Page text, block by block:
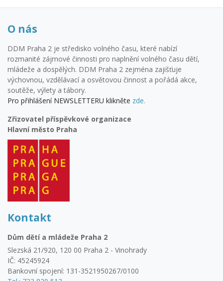
O nás
DDM Praha 2 je středisko volného času, které nabízí
rozmanité zájmové činnosti pro naplnění volného času dětí,
mládeže a dospělých. DDM Praha 2 zejména zajišťuje
výchovnou, vzdělávací a osvětovou činnost a pořádá akce,
soutěže, výlety a tábory.
Pro přihlášení NEWSLETTERU klikněte zde.
Zřizovatel příspěvkové organizace
Hlavní město Praha
Kontakt
Dům dětí a mládeže Praha 2
Slezská 21/920, 120 00 Praha 2 - Vinohrady
IČ: 45245924
Bankovní spojení: 131-3521950267/0100